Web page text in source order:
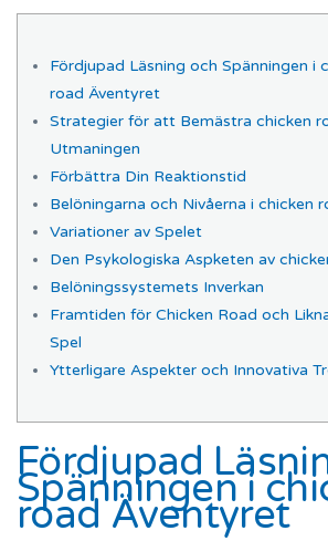
Fördjupad Läsning och Spänningen i
road Äventyret
Strategier för att Bemästra chicken
Utmaningen
Förbättra Din Reaktionstid
Belöningarna och Nivåerna i chicken
Variationer av Spelet
Den Psykologiska Aspketen av
Belöningssystemets Inverkan
Framtiden för Chicken Road och
Spel
Ytterligare Aspekter och Innovativa
Fördjupad
Spänningen i
road Äventyret